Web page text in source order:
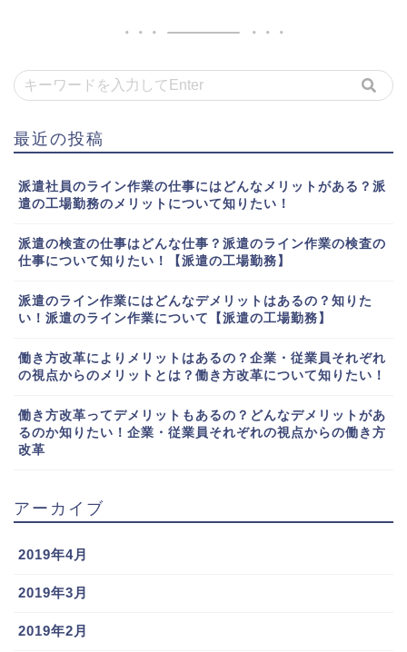
最近の投稿
派遣社員のライン作業の仕事にはどんなメリットがある？派
遣の工場勤務のメリットについて知りたい！
派遣の検査の仕事はどんな仕事？派遣のライン作業の検査の
仕事について知りたい！【派遣の工場勤務】
派遣のライン作業にはどんなデメリットはあるの？知りた
い！派遣のライン作業について【派遣の工場勤務】
働き方改革によりメリットはあるの？企業・従業員それぞれ
の視点からのメリットとは？働き方改革について知りたい！
働き方改革ってデメリットもあるの？どんなデメリットがあ
るのか知りたい！企業・従業員それぞれの視点からの働き方
改革
アーカイブ
2019年4月
2019年3月
2019年2月